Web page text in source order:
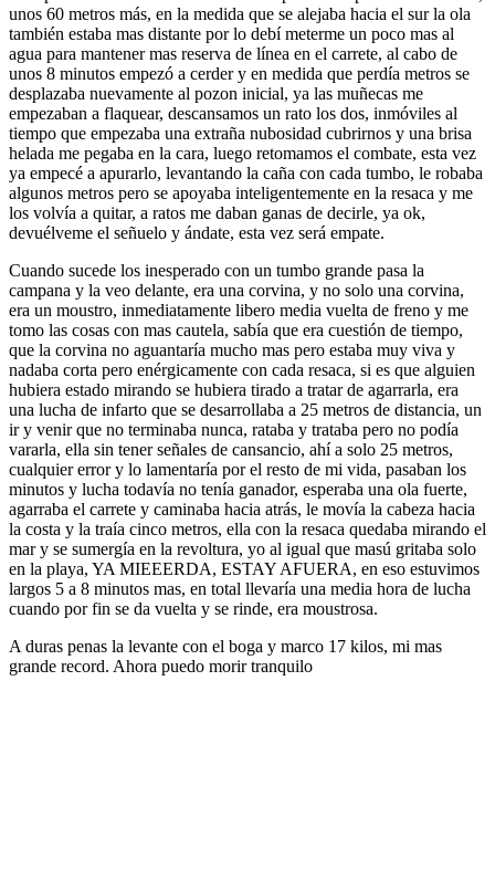
unos 60 metros más, en la medida que se alejaba hacia el sur la ola
también estaba mas distante por lo debí meterme un poco mas al
agua para mantener mas reserva de línea en el carrete, al cabo de
unos 8 minutos empezó a cerder y en medida que perdía metros se
desplazaba nuevamente al pozon inicial, ya las muñecas me
empezaban a flaquear, descansamos un rato los dos, inmóviles al
tiempo que empezaba una extraña nubosidad cubrirnos y una brisa
helada me pegaba en la cara, luego retomamos el combate, esta vez
ya empecé a apurarlo, levantando la caña con cada tumbo, le robaba
algunos metros pero se apoyaba inteligentemente en la resaca y me
los volvía a quitar, a ratos me daban ganas de decirle, ya ok,
devuélveme el señuelo y ándate, esta vez será empate.
Cuando sucede los inesperado con un tumbo grande pasa la
campana y la veo delante, era una corvina, y no solo una corvina,
era un moustro, inmediatamente libero media vuelta de freno y me
tomo las cosas con mas cautela, sabía que era cuestión de tiempo,
que la corvina no aguantaría mucho mas pero estaba muy viva y
nadaba corta pero enérgicamente con cada resaca, si es que alguien
hubiera estado mirando se hubiera tirado a tratar de agarrarla, era
una lucha de infarto que se desarrollaba a 25 metros de distancia, un
ir y venir que no terminaba nunca, rataba y trataba pero no podía
vararla, ella sin tener señales de cansancio, ahí a solo 25 metros,
cualquier error y lo lamentaría por el resto de mi vida, pasaban los
minutos y lucha todavía no tenía ganador, esperaba una ola fuerte,
agarraba el carrete y caminaba hacia atrás, le movía la cabeza hacia
la costa y la traía cinco metros, ella con la resaca quedaba mirando el
mar y se sumergía en la revoltura, yo al igual que masú gritaba solo
en la playa, YA MIEEERDA, ESTAY AFUERA, en eso estuvimos
largos 5 a 8 minutos mas, en total llevaría una media hora de lucha
cuando por fin se da vuelta y se rinde, era moustrosa.
A duras penas la levante con el boga y marco 17 kilos, mi mas
grande record. Ahora puedo morir tranquilo